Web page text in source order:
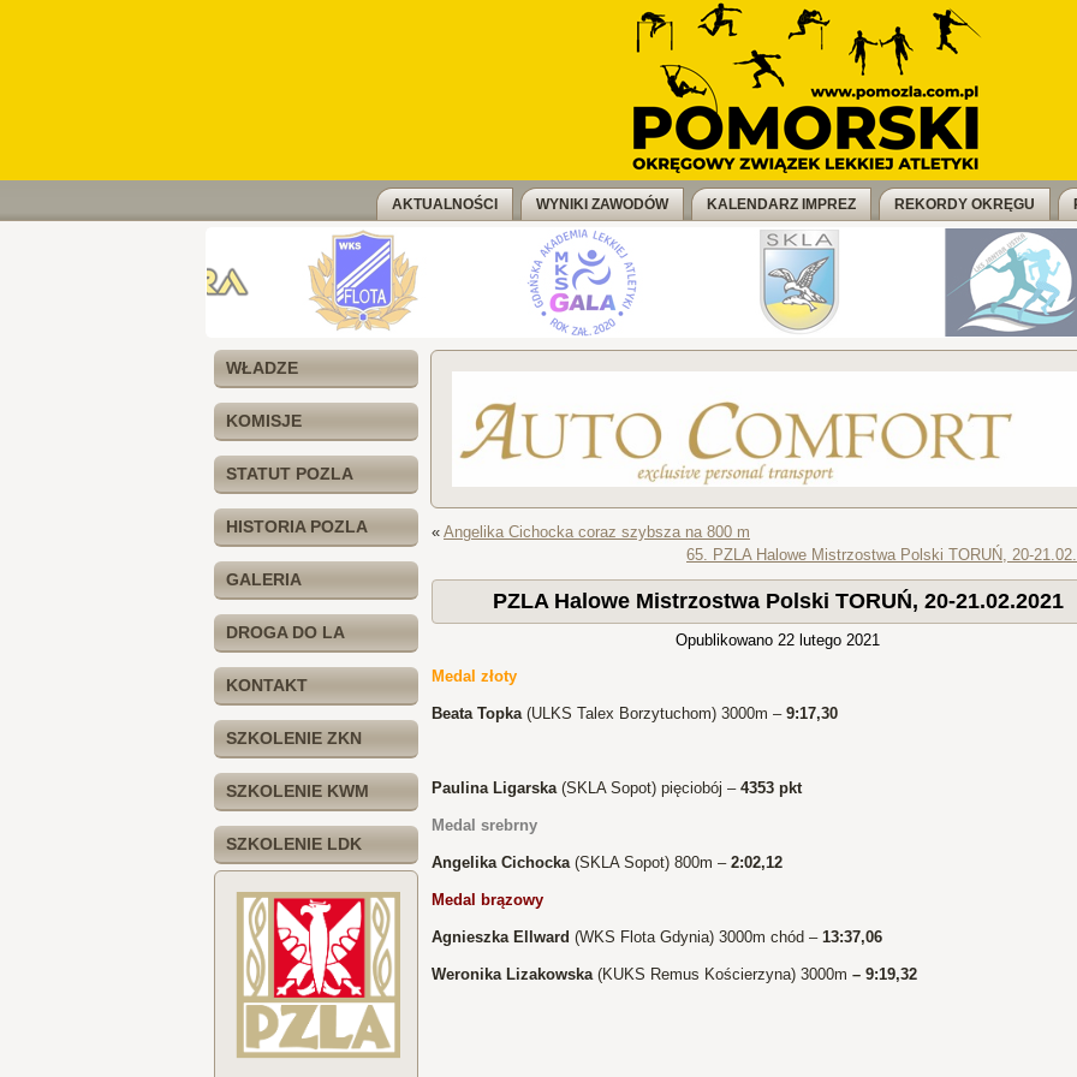
AKTUALNOŚCI WYNIKI ZAWODÓW KALENDARZ IMPREZ REKORDY OKRĘGU
WŁADZE
KOMISJE
STATUT POZLA
HISTORIA POZLA
GALERIA
DROGA DO LA
KONTAKT
SZKOLENIE ZKN
SZKOLENIE KWM
SZKOLENIE LDK
« Angelika Cichocka coraz szybsza na 800 m
65. PZLA Halowe Mistrzostwa Polski TORUŃ, 20-
PZLA Halowe Mistrzostwa Polski TORUŃ, 20-21.02.2021
Opublikowano 22 lutego 2021
Medal złoty
Beata Topka(ULKS Talex Borzytuchom) 3000m –9:17,30
Paulina Ligarska(SKLA Sopot) pięciobój –4353 pkt
Medal srebrny
Angelika Cichocka(SKLA Sopot) 800m – 2:02,12
Medal brązowy
Agnieszka Ellward (WKS Flota Gdynia) 3000m chód – 13:37,06
Weronika Lizakowska(KUKS Remus Kościerzyna) 3000m – 9:19,32